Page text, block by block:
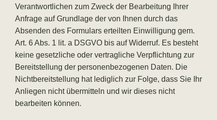
Verantwortlichen zum Zweck der Bearbeitung Ihrer
Anfrage auf Grundlage der von Ihnen durch das
Absenden des Formulars erteilten Einwilligung gem.
Art. 6 Abs. 1 lit. a DSGVO bis auf Widerruf. Es besteht
keine gesetzliche oder vertragliche Verpflichtung zur
Bereitstellung der personenbezogenen Daten. Die
Nichtbereitstellung hat lediglich zur Folge, dass Sie Ihr
Anliegen nicht übermitteln und wir dieses nicht
bearbeiten können.